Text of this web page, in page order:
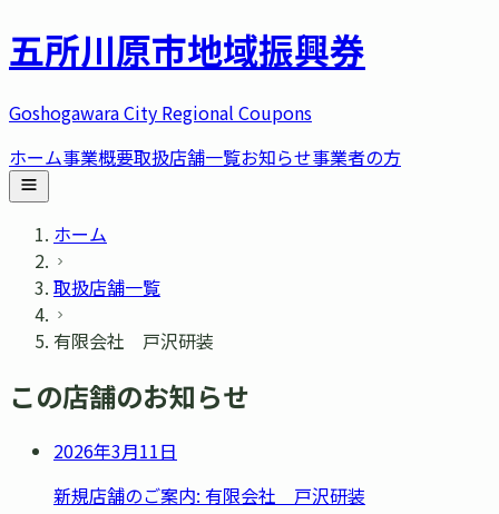
五所川原市地域振興券
Goshogawara City Regional Coupons
ホーム事業概要取扱店舗一覧お知らせ事業者の方
ホーム
取扱店舗一覧
有限会社 戸沢研装
この店舗のお知らせ
2026年3月11日
新規店舗のご案内: 有限会社 戸沢研装